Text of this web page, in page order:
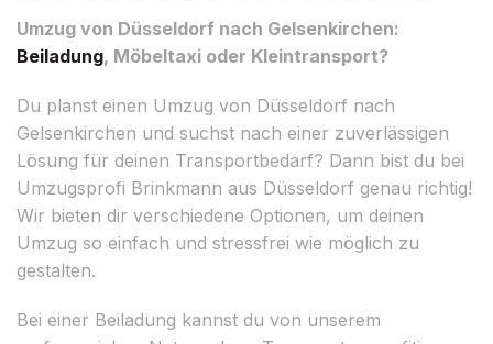
Umzug von Düsseldorf nach Gelsenkirchen:
Beiladung, Möbeltaxi oder Kleintransport?
Du planst einen Umzug von Düsseldorf nach
Gelsenkirchen und suchst nach einer zuverlässigen
Lösung für deinen Transportbedarf? Dann bist du bei
Umzugsprofi Brinkmann aus Düsseldorf genau richtig!
Wir bieten dir verschiedene Optionen, um deinen
Umzug so einfach und stressfrei wie möglich zu
gestalten.
Bei einer Beiladung kannst du von unserem